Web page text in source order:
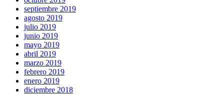
septiembre 2019
agosto 2019
julio 2019
junio 2019
mayo 2019
abril 2019
marzo 2019
febrero 2019
enero 2019
diciembre 2018